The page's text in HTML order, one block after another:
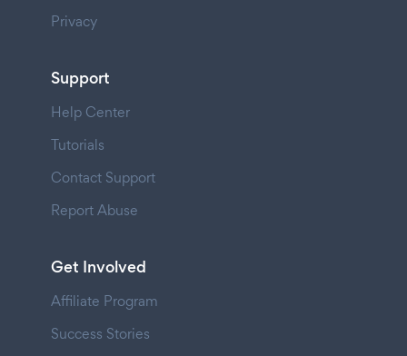
Privacy
Support
Help Center
Tutorials
Contact Support
Report Abuse
Get Involved
Affiliate Program
Success Stories